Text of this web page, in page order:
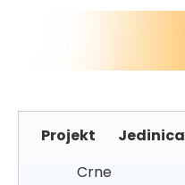
Projekt Jedinica
Crne